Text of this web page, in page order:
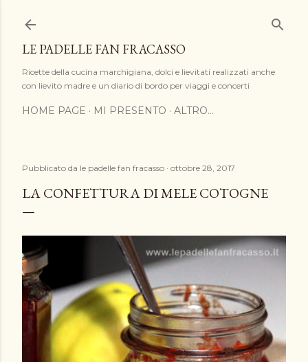
LE PADELLE FAN FRACASSO
Ricette della cucina marchigiana, dolci e lievitati realizzati anche
con lievito madre e un diario di bordo per viaggi e concerti
HOME PAGE MI PRESENTO ALTRO…
Pubblicato da le padelle fan fracasso ottobre 28, 2017
LA CONFETTURA DI MELE COTOGNE